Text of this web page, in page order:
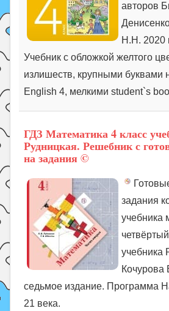
авторов
Н.Н. 2020
Учебник с обложкой желтого
излишеств, крупными буквами
English 4, мелкими student`s
ГДЗ Математика 4 класс
Рудницкая. Решебник с
на задания ©
задания
учебника
учебника
седьмое издание. Программа
21 века.